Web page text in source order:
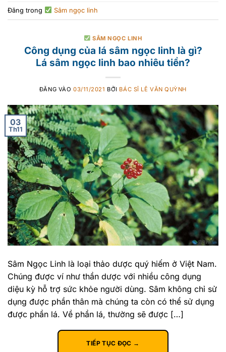
Đăng trong Sâm ngọc linh
SÂM NGỌC LINH
Công dụng của lá sâm ngọc linh là gì?
Lá sâm ngọc linh bao nhiêu tiền?
ĐĂNG VÀO 03/11/2021 BỞI BÁC SĨ LÊ VĂN QUỲNH
03
Th11
Sâm Ngọc Linh là loại thảo dược quý hiếm ở Việt Nam.
Chúng được ví như thần dược với nhiều công dụng
diệu kỳ hỗ trợ sức khỏe người dùng. Sâm không chỉ sử
dụng được phần thân mà chúng ta còn có thể sử dụng
được phần lá. Về phần lá, thường sẽ được […]
TIẾP TỤC ĐỌC →